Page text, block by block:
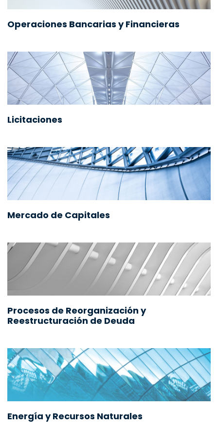
Operaciones Bancarias y Financieras
Licitaciones
Mercado de Capitales
Procesos de Reorganización y
Reestructuración de Deuda
Energía y Recursos Naturales